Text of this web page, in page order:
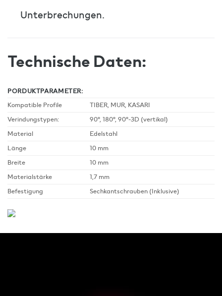
Unterbrechungen.
Technische Daten:
PORDUKTPARAMETER:
Kompatible Profile
TIBER, MUR, KASARI
Verindungstypen:
90°, 180°, 90°-3D (vertikal)
Material
Edelstahl
Länge
10 mm
Breite
10 mm
Materialstärke
1,7 mm
Befestigung
Sechkantschrauben (Inklusive)